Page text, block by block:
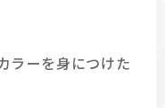
ラーを身につけた